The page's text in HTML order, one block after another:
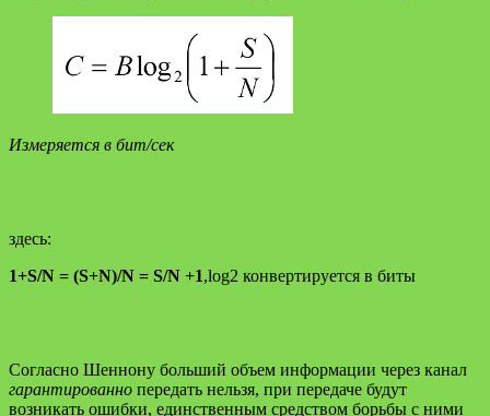
Измеряется в бит/сек
здесь:
1+S/N = (S+N)/N = S/N +1,log2 конвертируется в биты
Согласно Шеннону больший объем информации через канал
гарантированно передать нельзя, при передаче будут
возникать ошибки, единственным средством борьбы с ними